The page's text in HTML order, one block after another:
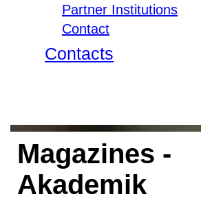
Partner Institutions
Contact
Contacts
Magazines -
Akademik